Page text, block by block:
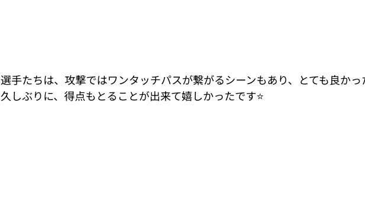
選手たちは、攻撃ではワンタッチパスが繋がるシーンもあり、とても良か
久しぶりに、得点もとることが出来て嬉しかったです⭐️